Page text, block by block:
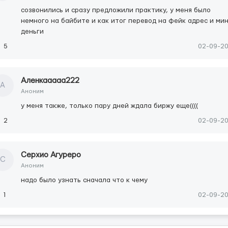
созвонились и сразу предложили практику, у меня было
немного на байбите и как итог перевод на фейк адрес и
деньги
5 02-09-
А
Аленкааааа222
Аноним
у меня также, только пару дней ждала биржу еще((((
2 02-09-
С
Серхио Агуреро
Аноним
надо было узнать сначала что к чему
1 02-09-